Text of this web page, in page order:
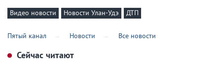
Видео новости Новости Улан-Удэ ДТП
Пятый канал Новости Все новости
Сейчас читают